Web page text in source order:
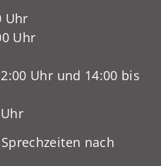
Uhr
Uhr
Uhr und 14:00 bis
nach